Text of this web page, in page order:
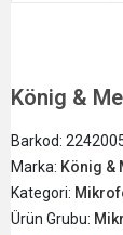
König &
Barkod:
Marka: König &
Kategori:
Ürün Grubu: